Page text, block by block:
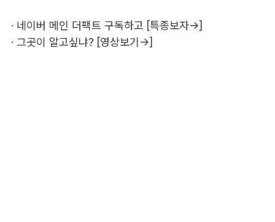
· 네이버 메인 더팩트 구독하고 [특종보자→]
· 그곳이 알고싶냐? [영상보기→]